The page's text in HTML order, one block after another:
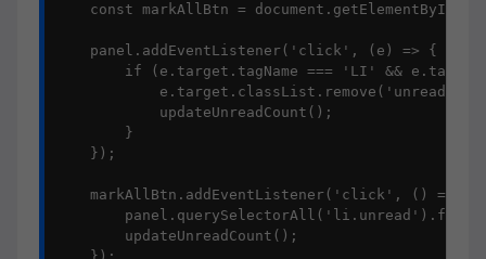
const markAllBtn =
    panel.addEventListener('click', (e) => {
if (e.target.tagName === 'LI' &&
            e.target.classList.remove('unread');
            updateUnreadCount();
        }
    });
    markAllBtn.addEventListener('click', () => {
        updateUnreadCount();